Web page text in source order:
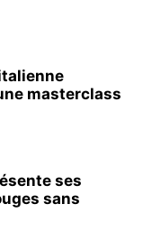
masterclass
ses
sans